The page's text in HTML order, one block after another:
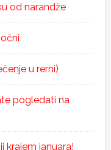
od narandže
u rerni)
pogledati na
krajem januara!